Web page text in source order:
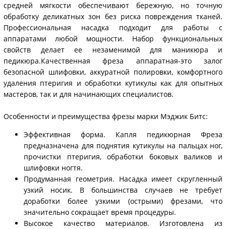
средней мягкости обеспечивают бережную, но точную
обработку деликатных зон без риска повреждения тканей.
Профессиональная насадка подходит для работы с
аппаратами любой мощности. Набор функциональных
свойств делает ее незаменимой для маникюра и
педикюра.Качественная фреза аппаратная-это залог
безопасной шлифовки, аккуратной полировки, комфортного
удаления птеригия и обработки кутикулы как для опытных
мастеров, так и для начинающих специалистов.
Особенности и преимущества фрезы марки Мэджик Битс:
Эффективная форма. Капля педикюрная Фреза
предназначена для поднятия кутикулы на пальцах ног,
прочистки птеригия, обработки боковых валиков и
шлифовки ногтя.
Продуманная геометрия. Насадка имеет скругленный
узкий носик. В большинства случаев не требует
доработки более узкими (острыми) фрезами, что
значительно сокращает время процедуры.
Высокое качество материалов. Изготовлена из